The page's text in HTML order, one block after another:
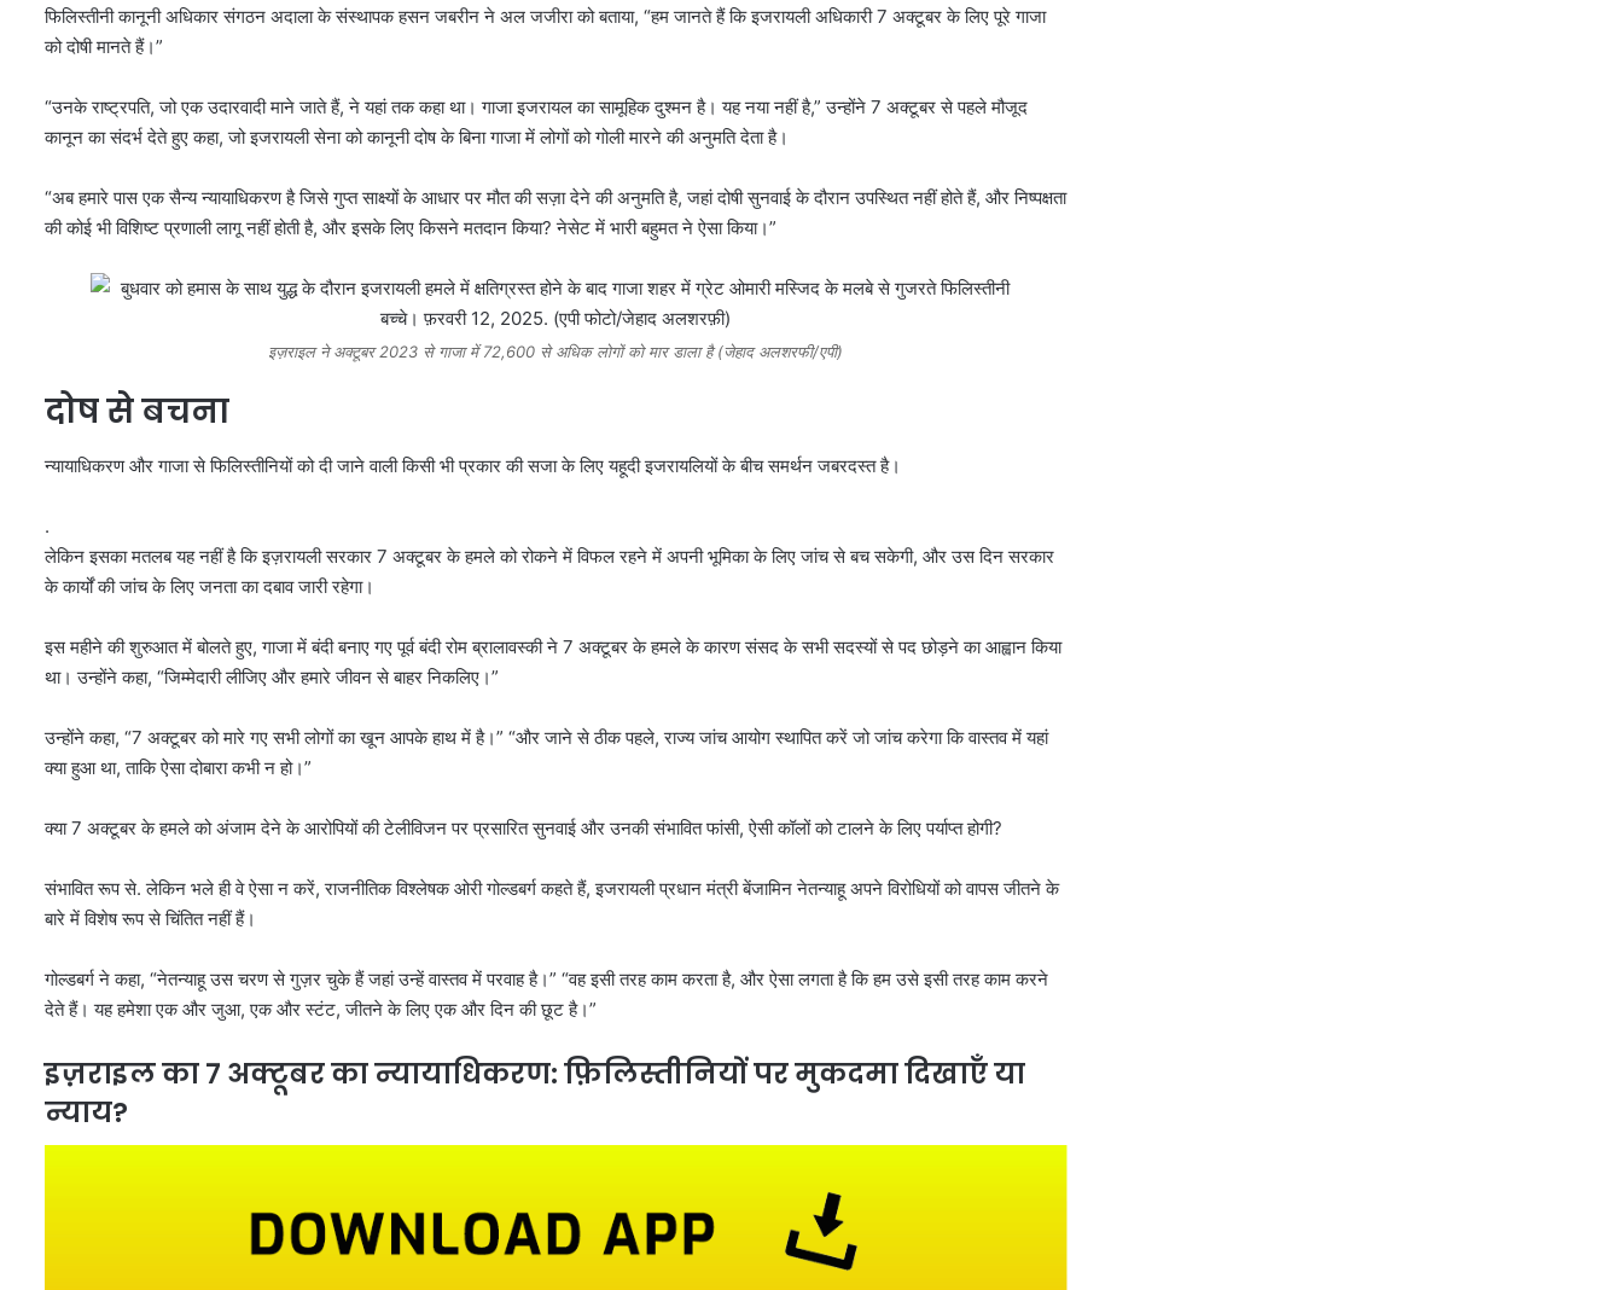
फिलिस्तीनी कानूनी अधिकार संगठन अदाला के संस्थापक हसन जबरीन ने अल जजीरा को बताया, “हम जानते हैं कि इजरायली अधिकारी 7 अक्टूबर के लिए पूरे गाजा
को दोषी मानते हैं।”
“उनके राष्ट्रपति, जो एक उदारवादी माने जाते हैं, ने यहां तक ​​कहा था। गाजा इजरायल का सामूहिक दुश्मन है। यह नया नहीं है,” उन्होंने 7 अक्टूबर से पहले मौजूद
कानून का संदर्भ देते हुए कहा, जो इजरायली सेना को कानूनी दोष के बिना गाजा में लोगों को गोली मारने की अनुमति देता है।
“अब हमारे पास एक सैन्य न्यायाधिकरण है जिसे गुप्त साक्ष्यों के आधार पर मौत की सज़ा देने की अनुमति है, जहां दोषी सुनवाई के दौरान उपस्थित नहीं होते हैं, और निष्पक्षता
की कोई भी विशिष्ट प्रणाली लागू नहीं होती है, और इसके लिए किसने मतदान किया? नेसेट में भारी बहुमत ने ऐसा किया।”
इज़राइल ने अक्टूबर 2023 से गाजा में 72,600 से अधिक लोगों को मार डाला है (जेहाद अलशरफी/एपी)
दोष से बचना
न्यायाधिकरण और गाजा से फिलिस्तीनियों को दी जाने वाली किसी भी प्रकार की सजा के लिए यहूदी इजरायलियों के बीच समर्थन जबरदस्त है।
.
लेकिन इसका मतलब यह नहीं है कि इज़रायली सरकार 7 अक्टूबर के हमले को रोकने में विफल रहने में अपनी भूमिका के लिए जांच से बच सकेगी, और उस दिन सरकार
के कार्यों की जांच के लिए जनता का दबाव जारी रहेगा।
इस महीने की शुरुआत में बोलते हुए, गाजा में बंदी बनाए गए पूर्व बंदी रोम ब्रालावस्की ने 7 अक्टूबर के हमले के कारण संसद के सभी सदस्यों से पद छोड़ने का आह्वान किया
था। उन्होंने कहा, “जिम्मेदारी लीजिए और हमारे जीवन से बाहर निकलिए।”
उन्होंने कहा, “7 अक्टूबर को मारे गए सभी लोगों का खून आपके हाथ में है।” “और जाने से ठीक पहले, राज्य जांच आयोग स्थापित करें जो जांच करेगा कि वास्तव में यहां
क्या हुआ था, ताकि ऐसा दोबारा कभी न हो।”
क्या 7 अक्टूबर के हमले को अंजाम देने के आरोपियों की टेलीविजन पर प्रसारित सुनवाई और उनकी संभावित फांसी, ऐसी कॉलों को टालने के लिए पर्याप्त होगी?
संभावित रूप से. लेकिन भले ही वे ऐसा न करें, राजनीतिक विश्लेषक ओरी गोल्डबर्ग कहते हैं, इजरायली प्रधान मंत्री बेंजामिन नेतन्याहू अपने विरोधियों को वापस जीतने के
बारे में विशेष रूप से चिंतित नहीं हैं।
गोल्डबर्ग ने कहा, “नेतन्याहू उस चरण से गुज़र चुके हैं जहां उन्हें वास्तव में परवाह है।” “वह इसी तरह काम करता है, और ऐसा लगता है कि हम उसे इसी तरह काम करने
देते हैं। यह हमेशा एक और जुआ, एक और स्टंट, जीतने के लिए एक और दिन की छूट है।”
इज़राइल का 7 अक्टूबर का न्यायाधिकरण: फ़िलिस्तीनियों पर मुकदमा दिखाएँ या
न्याय?